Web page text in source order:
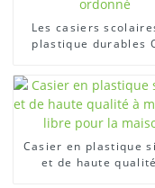
Les casiers
plastique durables
Casier en plastique
et de haute